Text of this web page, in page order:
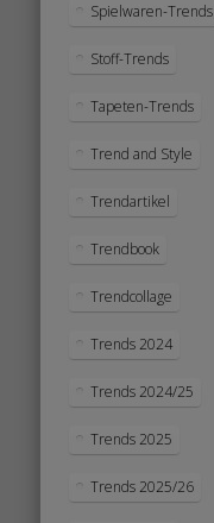
Spielwaren-Trends
Stoff-Trends
Tapeten-Trends
Trend and Style
Trendartikel
Trendbook
Trendcollage
Trends 2024
Trends 2024/25
Trends 2025
Trends 2025/26